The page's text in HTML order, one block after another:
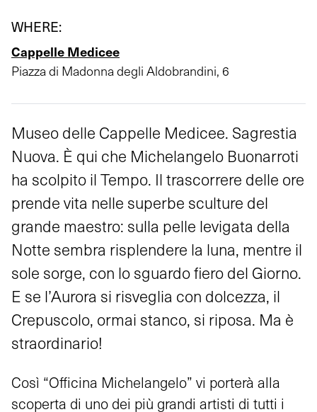
WHERE:
Cappelle Medicee
Piazza di Madonna degli Aldobrandini, 6
Museo delle Cappelle Medicee. Sagrestia
Nuova. È qui che Michelangelo Buonarroti
ha scolpito il Tempo. Il trascorrere delle ore
prende vita nelle superbe sculture del
grande maestro: sulla pelle levigata della
Notte sembra risplendere la luna, mentre il
sole sorge, con lo sguardo fiero del Giorno.
E se l’Aurora si risveglia con dolcezza, il
Crepuscolo, ormai stanco, si riposa. Ma è
straordinario!
Così “Officina Michelangelo” vi porterà alla
scoperta di uno dei più grandi artisti di tutti i